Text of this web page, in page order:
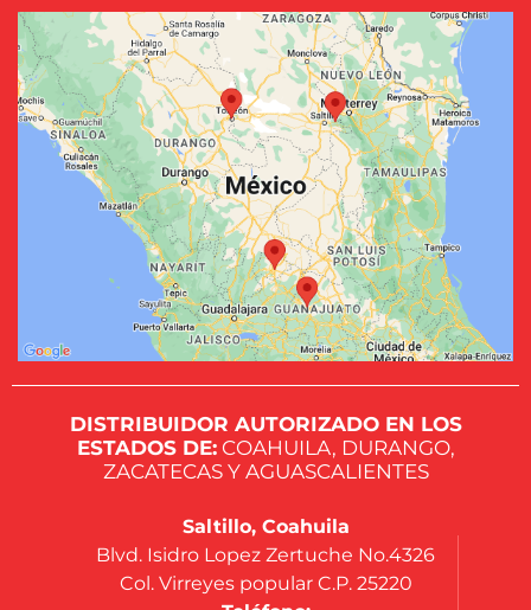
DISTRIBUIDOR AUTORIZADO EN LOS
ESTADOS DE:COAHUILA, DURANGO,
ZACATECAS Y AGUASCALIENTES
Saltillo, Coahuila
Blvd. Isidro Lopez Zertuche No.4326
Col. Virreyes popular C.P. 25220